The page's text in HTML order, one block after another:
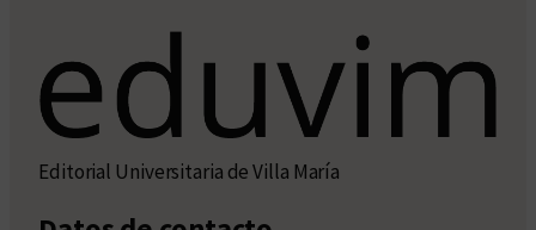
Editorial Universitaria de Villa María